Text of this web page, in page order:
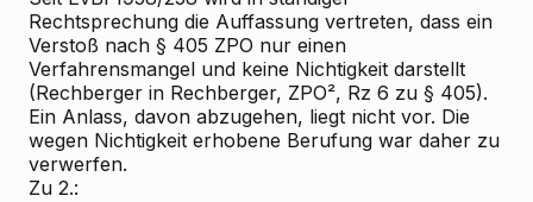
Rechtsprechung die Auffassung vertreten, dass ein
Verstoß nach § 405 ZPO nur einen
Verfahrensmangel und keine Nichtigkeit darstellt
(Rechberger in Rechberger, ZPO², Rz 6 zu § 405).
Ein Anlass, davon abzugehen, liegt nicht vor. Die
wegen Nichtigkeit erhobene Berufung war daher zu
verwerfen.
Zu 2.: